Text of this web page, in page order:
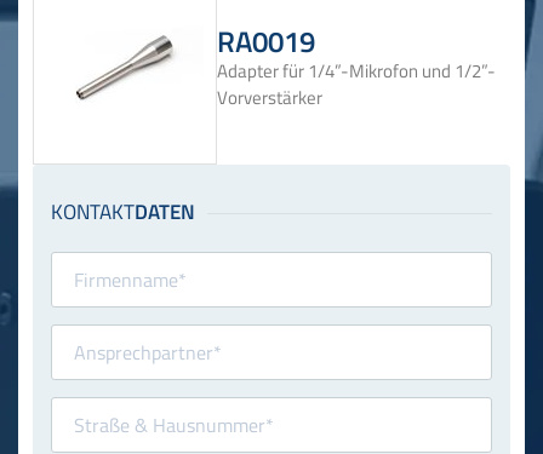
RA0019
Adapter für 1/4”-Mikrofon und 1/2”-
Vorverstärker